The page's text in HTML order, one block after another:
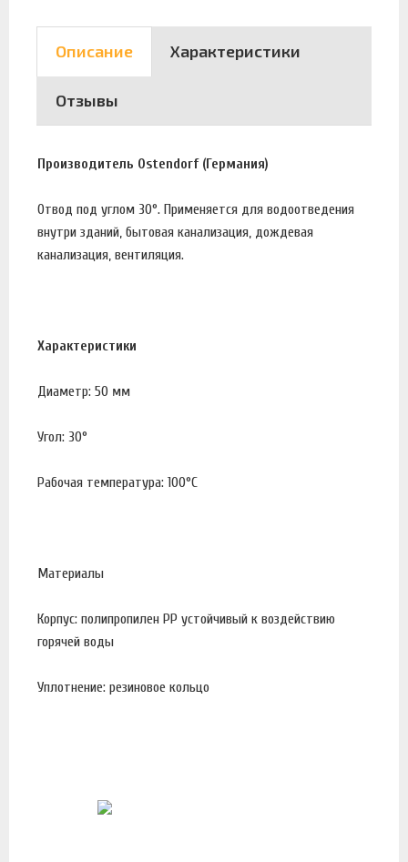
Описание Характеристики
Отзывы
Производитель Ostendorf (Германия)
Отвод под углом 30°. Применяется для водоотведения
внутри зданий, бытовая канализация, дождевая
канализация, вентиляция.
Характеристики
Диаметр: 50 мм
Угол: 30°
Рабочая температура: 100°С
Материалы
Корпус: полипропилен PP устойчивый к воздействию
горячей воды
Уплотнение: резиновое кольцо